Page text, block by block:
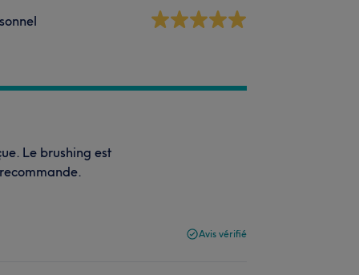
Le brushing est
Avis vérifié